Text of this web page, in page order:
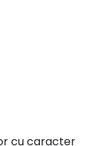
cu caracter